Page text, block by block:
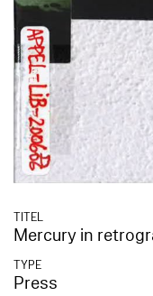
TITEL
Mercury in
TYPE
Press